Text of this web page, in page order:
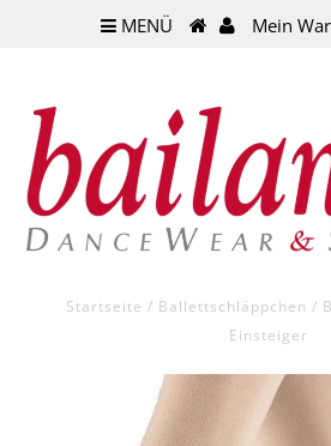
MENÜ Mein
Startseite / Ballettschläppchen /
Einsteiger